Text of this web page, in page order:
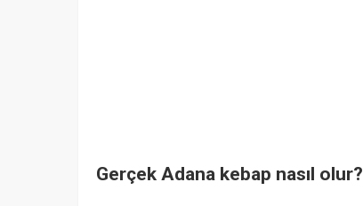
Gerçek Adana kebap nasıl olur?